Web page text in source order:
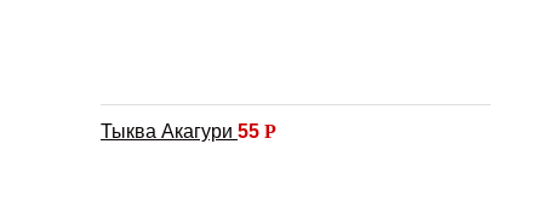
Тыква Акагури 55 Р